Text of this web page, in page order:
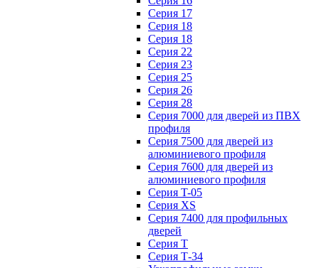
Серия 17
Серия 18
Серия 18
Серия 22
Серия 23
Серия 25
Серия 26
Серия 28
Серия 7000 для дверей из ПВХ
профиля
Серия 7500 для дверей из
алюминиевого профиля
Серия 7600 для дверей из
алюминиевого профиля
Серия T-05
Серия XS
Серия 7400 для профильных
дверей
Серия Т
Серия Т-34